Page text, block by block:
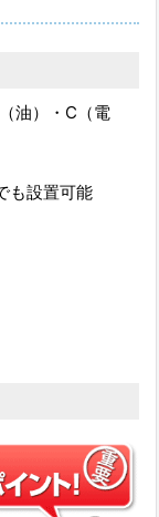
油）・C（電
も設置可能